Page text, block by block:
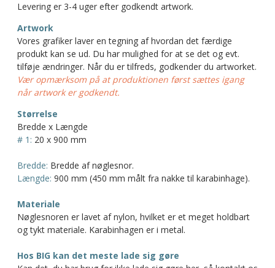
Levering er 3-4 uger efter godkendt artwork.
Artwork
Vores grafiker laver en tegning af hvordan det færdige
produkt kan se ud. Du har mulighed for at se det og evt.
tilføje ændringer. Når du er tilfreds, godkender du artworket.
Vær opmærksom på at produktionen først sættes igang
når artwork er godkendt.
Størrelse
Bredde x Længde
# 1: 20 x 900 mm
Bredde: Bredde af nøglesnor.
Længde: 900 mm (450 mm målt fra nakke til karabinhage).
Materiale
Nøglesnoren er lavet af nylon, hvilket er et meget holdbart
og tykt materiale. Karabinhagen er i metal.
Hos BIG kan det meste lade sig gøre